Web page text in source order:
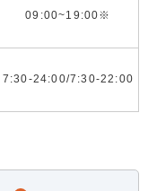
09:00~19:00※
7:30-24:00/7:30-22:00